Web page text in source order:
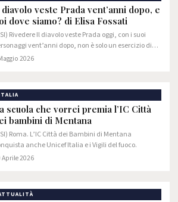
veste Prada vent’anni dopo, e
dove siamo? di Elisa Fossati
Rivedere Il diavolo veste Prada oggi, con i suoi
vent’anni dopo, non è solo un esercizio di
È qualcosa di più sottile. È un confronto. Li
2026
scuola che vorrei premia l’IC Città
bambini di Mentana
Roma. L’IC Città dei Bambini di Mentana
anche Unicef Italia e i Vigili del fuoco.
Aprile 2026